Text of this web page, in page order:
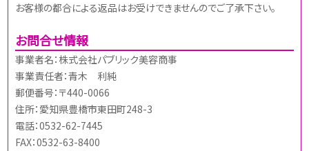
お客様の都合による返品はお受けできませんのでご了承下さい。
お問合せ情報
事業者名：株式会社パブリック美容商事
事業責任者：青木 利純
郵便番号：〒440-0066
住所：愛知県豊橋市東田町248-3
電話：0532-62-7445
FAX：0532-63-8400